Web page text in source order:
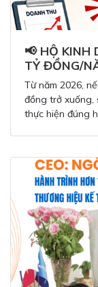
📢 HỘ KINH
TỶ ĐỒNG/
Từ năm 2026,
đồng trở xuống,
thực hiện đúng